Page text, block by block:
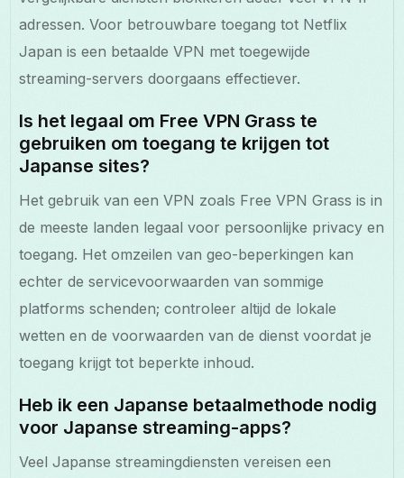
adressen. Voor betrouwbare toegang tot Netflix
Japan is een betaalde VPN met toegewijde
streaming-servers doorgaans effectiever.
Is het legaal om Free VPN Grass te
gebruiken om toegang te krijgen tot
Japanse sites?
Het gebruik van een VPN zoals Free VPN Grass is in
de meeste landen legaal voor persoonlijke privacy en
toegang. Het omzeilen van geo-beperkingen kan
echter de servicevoorwaarden van sommige
platforms schenden; controleer altijd de lokale
wetten en de voorwaarden van de dienst voordat je
toegang krijgt tot beperkte inhoud.
Heb ik een Japanse betaalmethode nodig
voor Japanse streaming-apps?
Veel Japanse streamingdiensten vereisen een